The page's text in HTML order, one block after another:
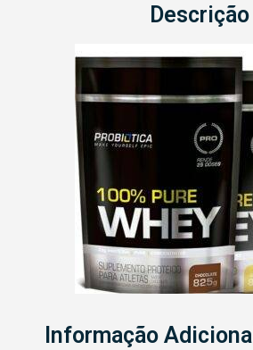
Descrição
Informação Adicional